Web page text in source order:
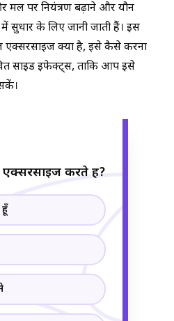
पर नियंत्रण बढ़ाने और यौन
सुधार के लिए जानी जाती हैं। इस
एक्सरसाइज क्या है, इसे कैसे करना
साइड इफेक्ट्स, ताकि आप इसे
करते हैं?
हूँ